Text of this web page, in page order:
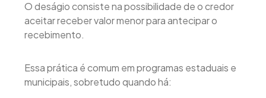
O deságio consiste na possibilidade de o credor
aceitar receber valor menor para antecipar o
recebimento.
Essa prática é comum em programas estaduais e
municipais, sobretudo quando há: